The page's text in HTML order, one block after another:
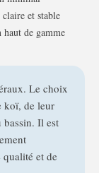
claire et stable
haut de gamme
Le choix
koï, de leur
Il est
qualité et de